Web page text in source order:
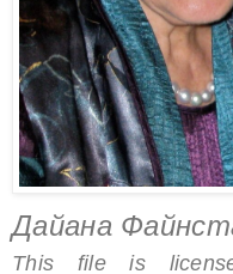
Дайана
This file is